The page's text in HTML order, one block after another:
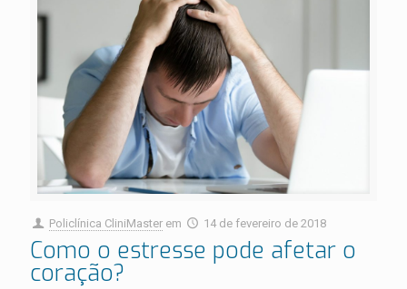
Policlínica CliniMaster em 14 de fevereiro de 2018
Como o estresse pode afetar o
coração?